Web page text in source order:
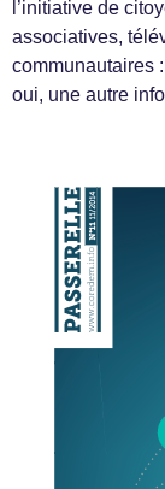
l’initiative de
associatives,
communautaires
oui, une autre